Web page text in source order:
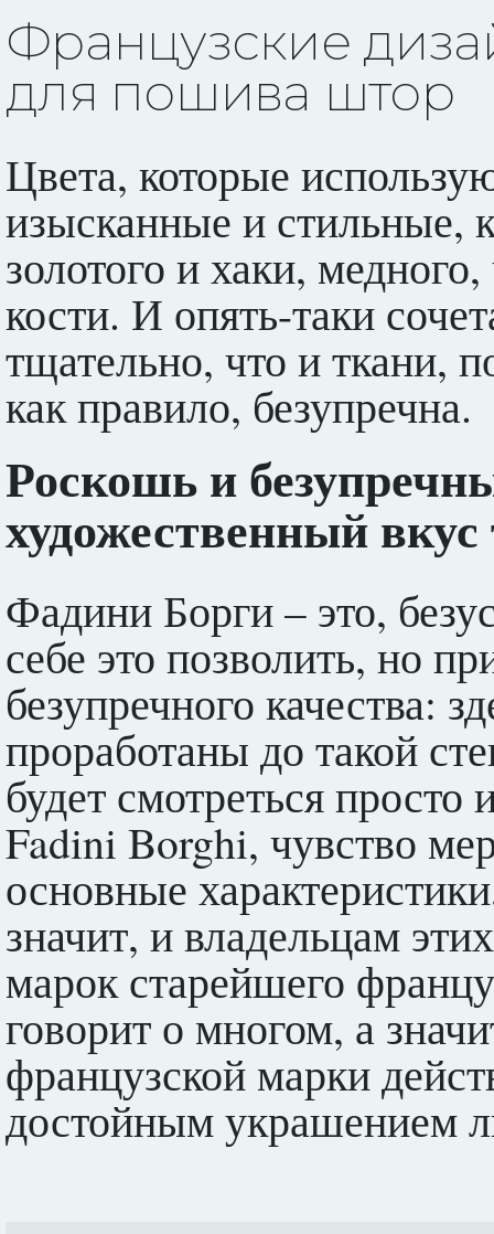
Французские
для пошива штор
Цвета, которые
изысканные и стильные,
золотого и хаки,
кости. И опять-таки
тщательно, что и ткани,
как правило, безупречна.
Роскошь и
художественный
Фадини Борги – это,
себе это позволить, но
безупречного качества:
проработаны до такой
будет смотреться
Fadini Borghi, чувство
основные
значит, и владельцам
марок старейшего
говорит о многом, а
французской марки
достойным украшением